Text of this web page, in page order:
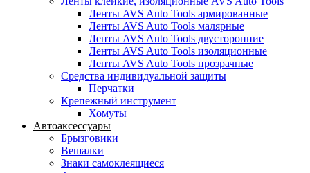
Ленты AVS Auto Tools армированные
Ленты AVS Auto Tools малярные
Ленты AVS Auto Tools двусторонние
Ленты AVS Auto Tools изоляционные
Ленты AVS Auto Tools прозрачные
Средства индивидуальной защиты
Перчатки
Крепежный инструмент
Хомуты
Автоаксессуары
Брызговики
Вешалки
Знаки самоклеящиеся